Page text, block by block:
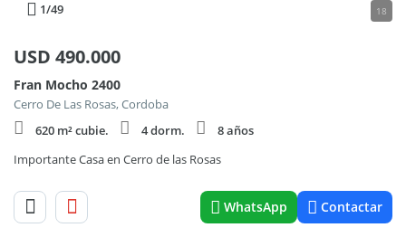
1/49 18
USD 490.000
Fran Mocho 2400
Cerro De Las Rosas, Cordoba
620 m² cubie.
4 dorm.
8 años
Importante Casa en Cerro de las Rosas
WhatsApp Contactar